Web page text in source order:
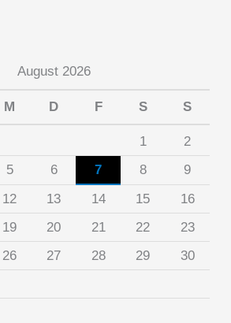
August 2026
M D F S S
1
2
5 6 7 8
9
12 13 14 15
16
19 20 21 22
23
26 27 28 29
30